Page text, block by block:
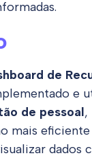
de
e
de pessoal,
mais
dados